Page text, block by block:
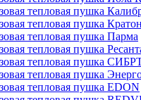
тепловая пушка
тепловая пушка Кратон
тепловая пушка Парма
тепловая пушка
тепловая пушка
тепловая пушка
тепловая пушка EDON